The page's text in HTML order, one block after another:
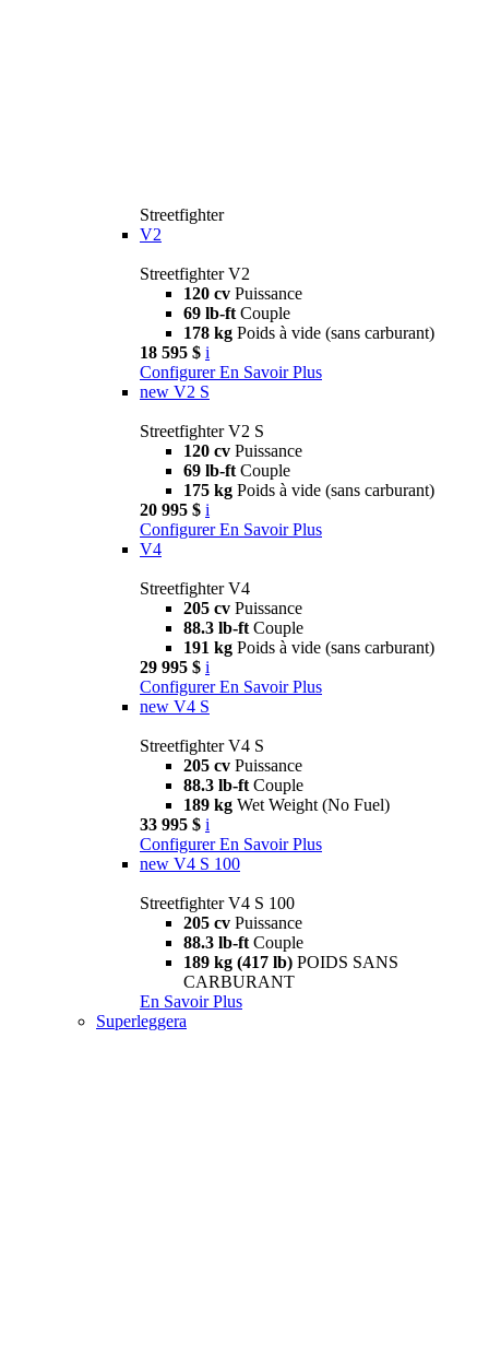
Streetfighter
V2
Streetfighter V2
120 cv Puissance
69 lb-ft Couple
178 kg Poids à vide (sans carburant)
18 595 $ i
Configurer En Savoir Plus
new V2 S
Streetfighter V2 S
120 cv Puissance
69 lb-ft Couple
175 kg Poids à vide (sans carburant)
20 995 $ i
Configurer En Savoir Plus
V4
Streetfighter V4
205 cv Puissance
88.3 lb-ft Couple
191 kg Poids à vide (sans carburant)
29 995 $ i
Configurer En Savoir Plus
new V4 S
Streetfighter V4 S
205 cv Puissance
88.3 lb-ft Couple
189 kg Wet Weight (No Fuel)
33 995 $ i
Configurer En Savoir Plus
new V4 S 100
Streetfighter V4 S 100
205 cv Puissance
88.3 lb-ft Couple
189 kg (417 lb) POIDS SANS
CARBURANT
En Savoir Plus
Superleggera